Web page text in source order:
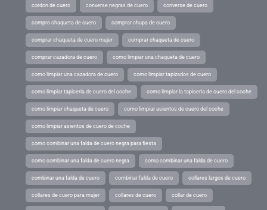
cordon de cuero converse negras de cuero converse de cuero
compro chaqueta de cuero comprar chupa de cuero
comprar chaqueta de cuero mujer comprar chaqueta de cuero
comprar cazadora de cuero como limpiar una chaqueta de cuero
como limpiar una cazadora de cuero como limpiar tapizados de cuero
como limpiar tapiceria de cuero del coche como limpiar la tapiceria de cuero del coche
como limpiar chaqueta de cuero como limpiar asientos de cuero del coche
como limpiar asientos de cuero de coche
como combinar una falda de cuero negra para fiesta
como combinar una falda de cuero negra como combinar una falda de cuero
combinar una falda de cuero combinar falda de cuero collares largos de cuero
collares de cuero para mujer collares de cuero collar de cuero